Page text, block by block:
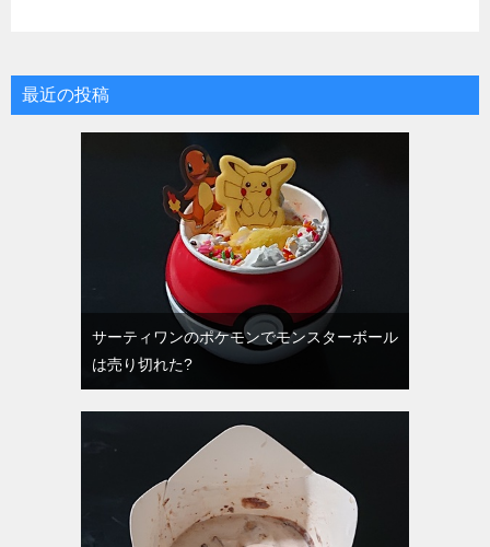
最近の投稿
サーティワンのポケモンでモンスターボール
は売り切れた?